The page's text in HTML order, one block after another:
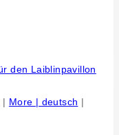
| More | deutsch |